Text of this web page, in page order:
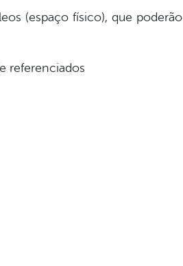
(espaço físico), que poderão
referenciados